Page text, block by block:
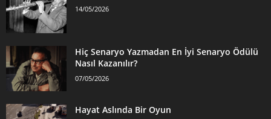
14/05/2026
Hiç Senaryo Yazmadan En İyi Senaryo Ödülü
Nasıl Kazanılır?
07/05/2026
Hayat Aslında Bir Oyun